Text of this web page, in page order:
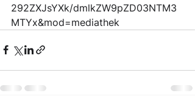
292ZXJsYXk/dmlkZW9pZD03NTM3
MTYx&mod=mediathek